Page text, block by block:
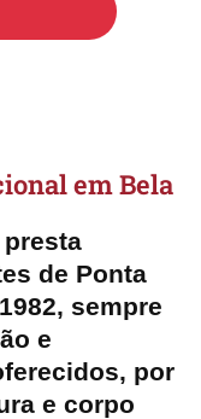
em Bela
de Ponta
sempre
e
por
e corpo